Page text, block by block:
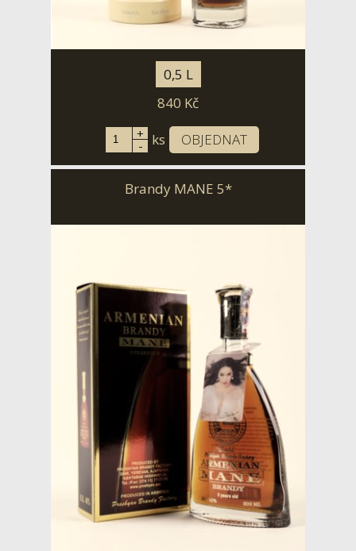
0,5 L
840 Kč
+
- ks OBJEDNAT
Brandy MANE 5*